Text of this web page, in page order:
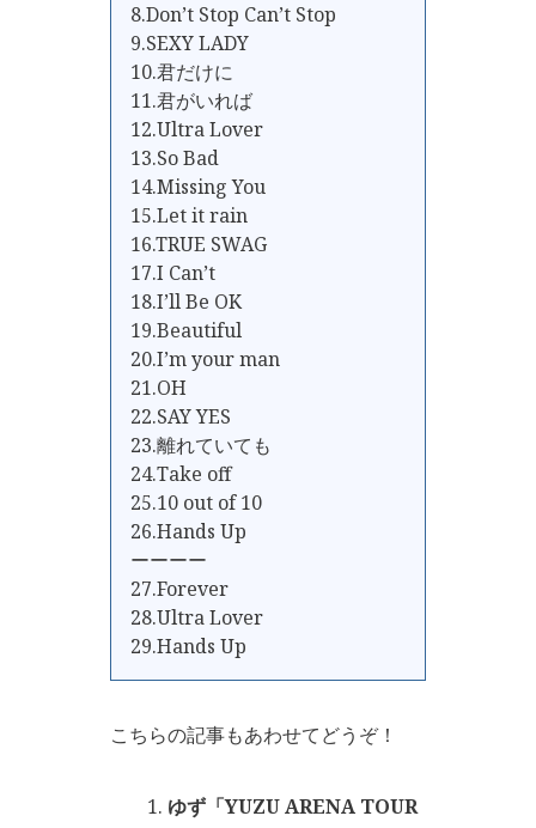
8.Don’t Stop Can’t Stop
9.SEXY LADY
10.君だけに
11.君がいれば
12.Ultra Lover
13.So Bad
14.Missing You
15.Let it rain
16.TRUE SWAG
17.I Can’t
18.I’ll Be OK
19.Beautiful
20.I’m your man
21.OH
22.SAY YES
23.離れていても
24.Take off
25.10 out of 10
26.Hands Up
ーーーー
27.Forever
28.Ultra Lover
29.Hands Up
こちらの記事もあわせてどうぞ！
ゆず「YUZU ARENA TOUR